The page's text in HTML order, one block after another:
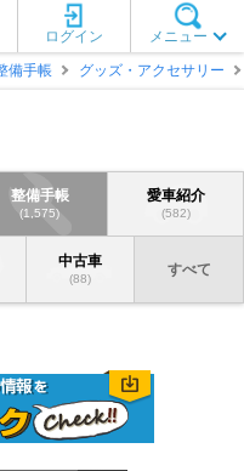
メニュー
ログイン
備手帳 グッズ・アクセサリー
整備手帳
(1,575)
愛車紹介
(582)
中古車
(88)
すべて